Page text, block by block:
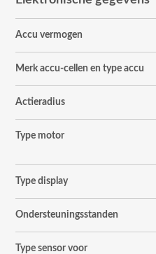
Accu vermogen
Merk accu-cellen en type accu
Actieradius
Type motor
Type display
Ondersteuningsstanden
Type sensor voor